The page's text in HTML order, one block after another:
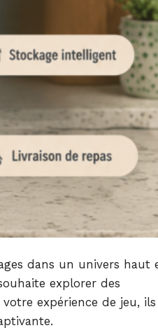
dans un univers haut
explorer des
expérience de jeu, ils